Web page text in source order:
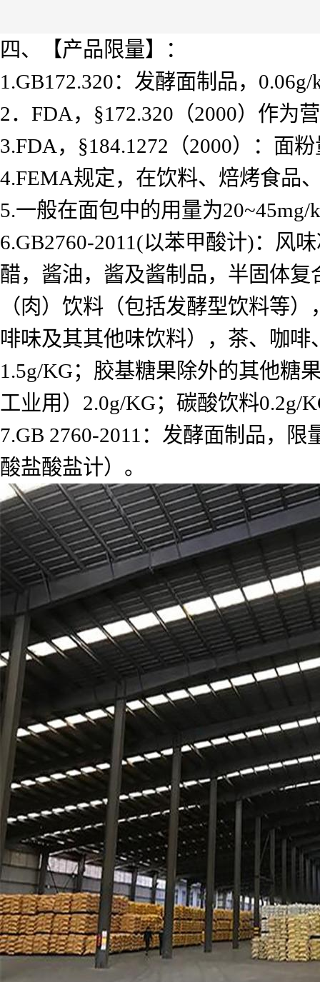
四、【产品限量】：
1.GB172.320：发酵面制品，0.06g/
2．FDA，§172.320（2000）作为
3.FDA，§184.1272（2000）：面
4.FEMA规定，在饮料、焙烤食品
5.一般在面包中的用量为
6.GB2760-2011(以苯甲酸计)：风
醋，酱油，酱及酱制品，半固体复
（肉）饮料（包括发酵型饮料等
啡味及其其他味饮料），茶、咖
1.5g/KG；胶基糖果除外的其他糖
工业用）2.0g/KG；碳酸饮料0.2g/
7.GB 2760-2011：发酵面制品，
酸盐酸盐计）。